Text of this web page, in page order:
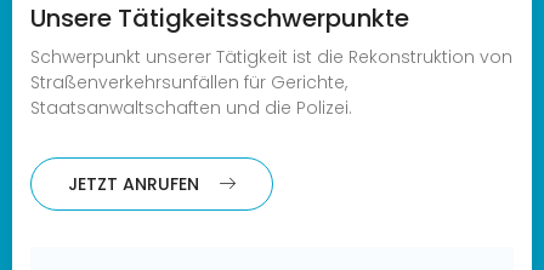
Unsere Tätigkeitsschwerpunkte
Schwerpunkt unserer Tätigkeit ist die Rekonstruktion von
Straßenverkehrsunfällen für Gerichte,
Staatsanwaltschaften und die Polizei.
JETZT ANRUFEN